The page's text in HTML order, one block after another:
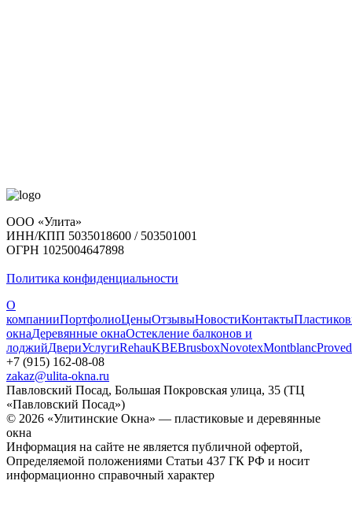
ООО «Улита»
ИНН/КПП 5035018600 / 503501001
ОГРН 1025004647898
Политика конфиденциальности
О
компанииПортфолиоЦеныОтзывыНовостиКонтакты
окнаДеревянные окнаОстекление балконов и
лоджийДвериУслугиRehauKBEBrusboxNovotexMontblanc
+7 (915) 162-08-08
zakaz@ulita-okna.ru
Павловский Посад, Большая Покровская улица, 35 (ТЦ
«Павловский Посад»)
© 2026 «Улитинские Окна» — пластиковые и деревянные
окна
Информация на сайте не является публичной офертой,
Определяемой положениями Статьи 437 ГК РФ и носит
информационно справочный характер